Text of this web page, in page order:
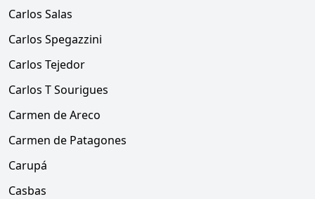
Carlos Salas
Carlos Spegazzini
Carlos Tejedor
Carlos T Sourigues
Carmen de Areco
Carmen de Patagones
Carupá
Casbas